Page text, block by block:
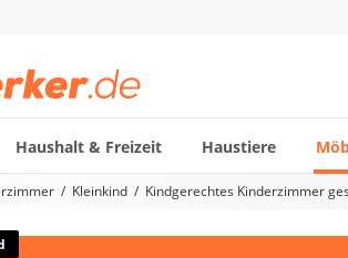
Haushalt & Freizeit Haustiere
nach Kategorie
Kleinkind Kindgerechtes Kinderzimmer